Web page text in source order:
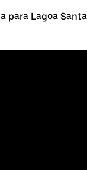
para Lagoa Santa